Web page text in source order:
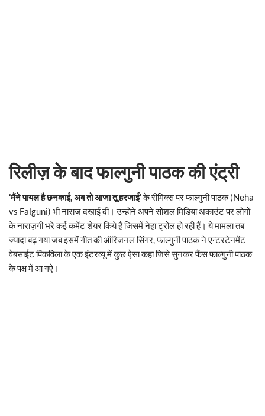
रिलीज़ के बाद फाल्गुनी पाठक की एंट्री
‘मैंने पायल है छनकाई, अब तो आजा तू हरजाई’के रीमिक्स पर फाल्गुनी पाठक (Neha
vs Falguni) भी नाराज़ दखाई दीं। उन्होने अपने सोशल मिडिया अकाउंट पर लोगों
के नाराज़गी भरे कई कमेंट शेयर किये हैं जिसमें नेहा ट्रोल हो रही हैं। ये मामला तब
ज्यादा बढ़ गया जब इसमें गीत की ऑरिजनल सिंगर, फाल्गुनी पाठक ने एन्टरटेनमेंट
वेबसाईट पिंकविला के एक इंटरव्यू में कुछ ऐसा कहा जिसे सुनकर फैंस फाल्गुनी पाठक
के पक्ष में आ गऐ।